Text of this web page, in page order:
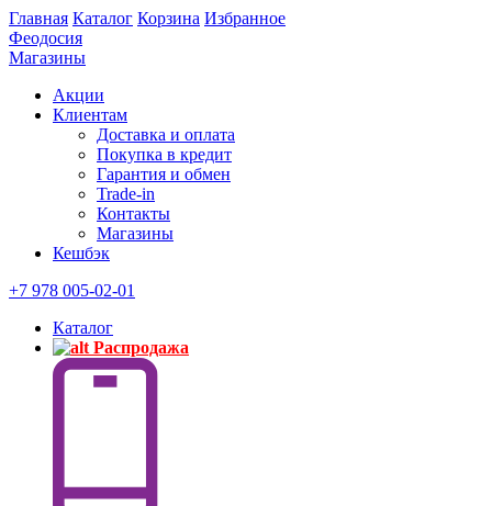
Главная Каталог Корзина Избранное
Феодосия
Магазины
Акции
Клиентам
Доставка и оплата
Покупка в кредит
Гарантия и обмен
Trade-in
Контакты
Магазины
Кешбэк
+7 978 005-02-01
Каталог
Распродажа